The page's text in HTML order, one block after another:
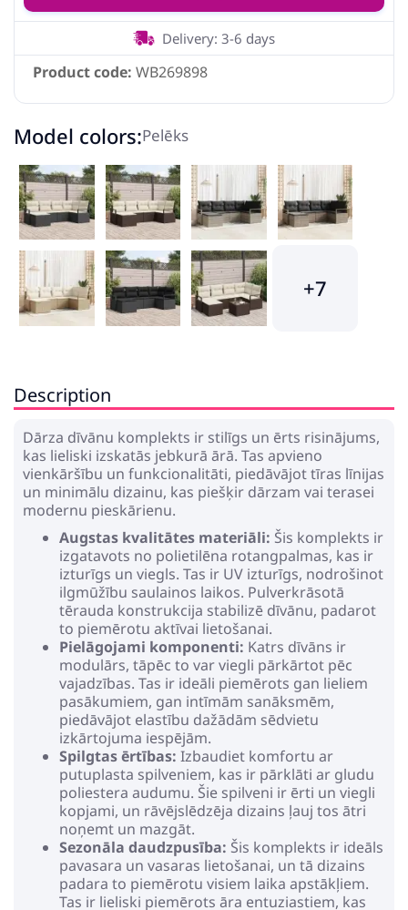
Product code: WB269898
Delivery: 3-6 days
Model colors:Pelēks
+7
Description
Dārza dīvānu komplekts ir stilīgs un ērts risinājums,
kas lieliski izskatās jebkurā ārā. Tas apvieno
vienkāršību un funkcionalitāti, piedāvājot tīras līnijas
un minimālu dizainu, kas piešķir dārzam vai terasei
modernu pieskārienu.
Augstas kvalitātes materiāli: Šis komplekts ir
izgatavots no polietilēna rotangpalmas, kas ir
izturīgs un viegls. Tas ir UV izturīgs, nodrošinot
ilgmūžību saulainos laikos. Pulverkrāsotā
tērauda konstrukcija stabilizē dīvānu, padarot
to piemērotu aktīvai lietošanai.
Pielāgojami komponenti: Katrs dīvāns ir
modulārs, tāpēc to var viegli pārkārtot pēc
vajadzības. Tas ir ideāli piemērots gan lieliem
pasākumiem, gan intīmām sanāksmēm,
piedāvājot elastību dažādām sēdvietu
izkārtojuma iespējām.
Spilgtas ērtības: Izbaudiet komfortu ar
putuplasta spilveniem, kas ir pārklāti ar gludu
poliestera audumu. Šie spilveni ir ērti un viegli
kopjami, un rāvējslēdzēja dizains ļauj tos ātri
noņemt un mazgāt.
Sezonāla daudzpusība: Šis komplekts ir ideāls
pavasara un vasaras lietošanai, un tā dizains
padara to piemērotu visiem laika apstākļiem.
Tas ir lieliski piemērots āra entuziastiem, kas